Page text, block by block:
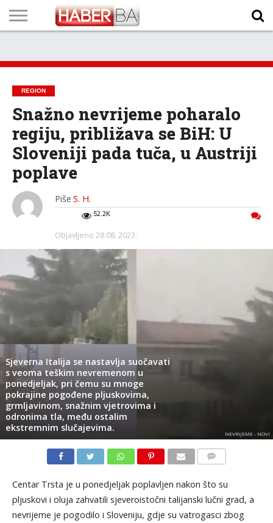
TECH
PROGRAM
PROGNOZA
PUTEVIMA
LISTA
NAMA
REGION
Snažno nevrijeme poharalo
regiju, približava se BiH: U
Sloveniji pada tuča, u Austriji
poplave
Piše S. H.
52.2K
Objavljeno 28.08. 2023.
Sjeverna Italija se nastavlja suočavati
s veoma teškim nevremenom u
ponedjeljak, pri čemu su mnoge
pokrajine pogođene pljuskovima,
grmljavinom, snažnim vjetrovima i
odronima tla, među ostalim
ekstremnim slučajevima.
NEVRIJEME - NOVI
Centar Trsta je u ponedjeljak poplavljen nakon što su
pljuskovi i oluja zahvatili sjeveroistočni talijanski lučni grad, a
nevrijeme je pogodilo i Sloveniju, gdje su vatrogasci zbog